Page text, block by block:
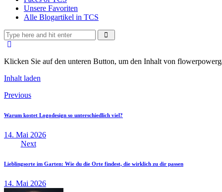
Unsere Favoriten
Alle Blogartikel in TCS
Klicken Sie auf den unteren Button, um den Inhalt von
Inhalt laden
Beitragsnavigation
Previous
Warum kostet Logodesign so unterschiedlich viel?
14. Mai 2026
Next
Lieblingsorte im Garten: Wie du die Orte findest, die wirklich zu dir passen
14. Mai 2026